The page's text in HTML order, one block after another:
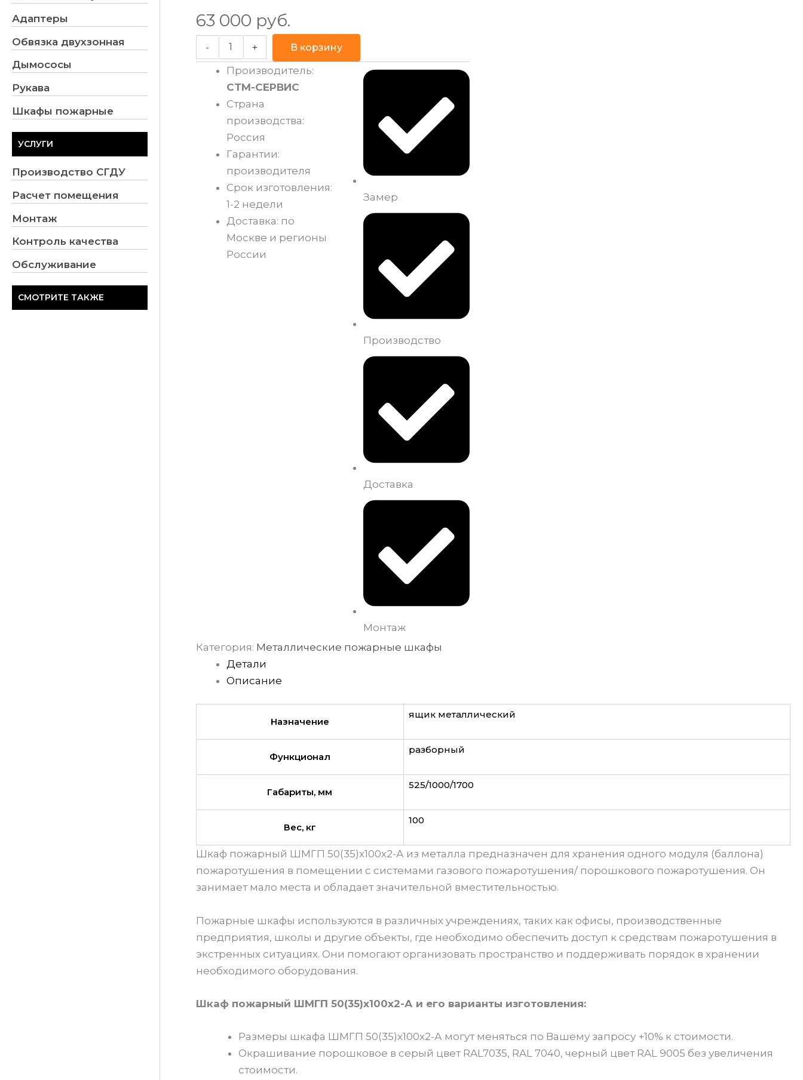
Адаптеры
Обвязка двухзонная
Дымососы
Рукава
Шкафы пожарные
УСЛУГИ
Производство СГДУ
Расчет помещения
Монтаж
Контроль качества
Обслуживание
СМОТРИТЕ ТАКЖЕ
63 000 руб.
- + В корзину
Производитель:
СТМ-СЕРВИС
Страна
производства:
Россия
Гарантии:
производителя
Срок изготовления:
1-2 недели
Доставка: по
Москве и регионы
России
Замер
Производство
Доставка
Монтаж
Категория: Металлические пожарные шкафы
Детали
Описание
Назначение
ящик металлический
Функционал
разборный
Габариты, мм
525/1000/1700
Вес, кг
100
Шкаф пожарный ШМГП 50(35)x100x2-А из металла предназначен для хранения одного модуля (баллона)
пожаротушения в помещении с системами газового пожаротушения/ порошкового пожаротушения. Он
занимает мало места и обладает значительной вместительностью.
Пожарные шкафы используются в различных учреждениях, таких как офисы, производственные
предприятия, школы и другие объекты, где необходимо обеспечить доступ к средствам пожаротушения в
экстренных ситуациях. Они помогают организовать пространство и поддерживать порядок в хранении
необходимого оборудования.
Шкаф пожарный ШМГП 50(35)x100x2-А и его варианты изготовления:
Размеры шкафа ШМГП 50(35)x100x2-А могут меняться по Вашему запросу +10% к стоимости.
Окрашивание порошковое в серый цвет RAL7035, RAL 7040, черный цвет RAL 9005 без увеличения
стоимости.